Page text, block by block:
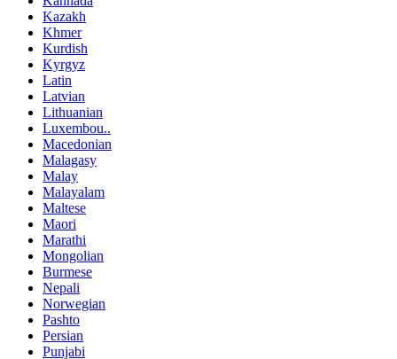
Kazakh
Khmer
Kurdish
Kyrgyz
Latin
Latvian
Lithuanian
Luxembou..
Macedonian
Malagasy
Malay
Malayalam
Maltese
Maori
Marathi
Mongolian
Burmese
Nepali
Norwegian
Pashto
Persian
Punjabi